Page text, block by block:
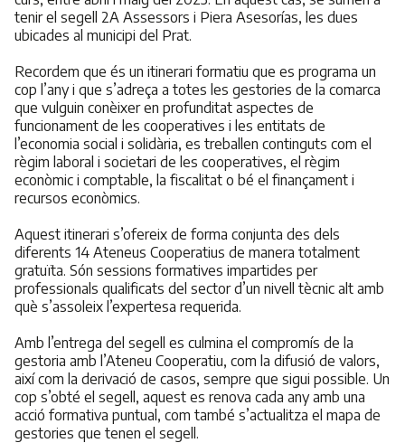
tenir el segell 2A Assessors i Piera Asesorías, les dues
ubicades al municipi del Prat.
Recordem que és un itinerari formatiu que es programa un
cop l’any i que s’adreça a totes les gestories de la comarca
que vulguin conèixer en profunditat aspectes de
funcionament de les cooperatives i les entitats de
l’economia social i solidària, es treballen continguts com el
règim laboral i societari de les cooperatives, el règim
econòmic i comptable, la fiscalitat o bé el finançament i
recursos econòmics.
Aquest itinerari s’ofereix de forma conjunta des dels
diferents 14 Ateneus Cooperatius de manera totalment
gratuïta. Són sessions formatives impartides per
professionals qualificats del sector d’un nivell tècnic alt amb
què s’assoleix l’expertesa requerida.
Amb l’entrega del segell es culmina el compromís de la
gestoria amb l’Ateneu Cooperatiu, com la difusió de valors,
així com la derivació de casos, sempre que sigui possible. Un
cop s’obté el segell, aquest es renova cada any amb una
acció formativa puntual, com també s’actualitza el mapa de
gestories que tenen el segell.